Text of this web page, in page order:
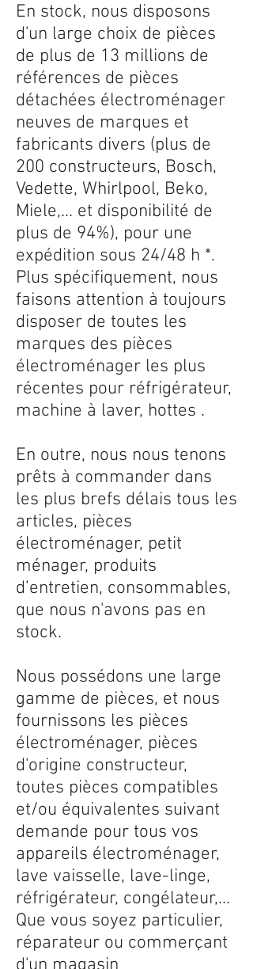
En stock, nous disposons
d'un large choix de pièces
de plus de 13 millions de
références de pièces
détachées électroménager
neuves de marques et
fabricants divers (plus de
200 constructeurs, Bosch,
Vedette, Whirlpool, Beko,
Miele,... et disponibilité de
plus de 94%), pour une
expédition sous 24/48 h *.
Plus spécifiquement, nous
faisons attention à toujours
disposer de toutes les
marques des pièces
électroménager les plus
récentes pour réfrigérateur,
machine à laver, hottes .
En outre, nous nous tenons
prêts à commander dans
les plus brefs délais tous les
articles, pièces
électroménager, petit
ménager, produits
d’entretien, consommables,
que nous n'avons pas en
stock.
Nous possédons une large
gamme de pièces, et nous
fournissons les pièces
électroménager, pièces
d'origine constructeur,
toutes pièces compatibles
et/ou équivalentes suivant
demande pour tous vos
appareils électroménager,
lave vaisselle, lave-linge,
réfrigérateur, congélateur,...
Que vous soyez particulier,
réparateur ou commerçant